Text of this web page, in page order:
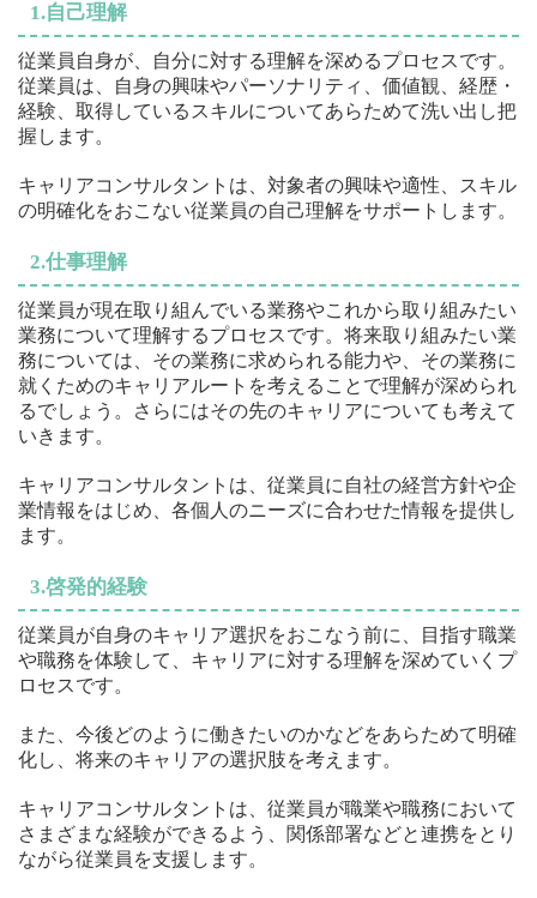
1.自己理解
従業員自身が、自分に対する理解を深めるプロセスです。
従業員は、自身の興味やパーソナリティ、価値観、経歴・
経験、取得しているスキルについてあらためて洗い出し把
握します。
キャリアコンサルタントは、対象者の興味や適性、スキル
の明確化をおこない従業員の自己理解をサポートします。
2.仕事理解
従業員が現在取り組んでいる業務やこれから取り組みたい
業務について理解するプロセスです。将来取り組みたい業
務については、その業務に求められる能力や、その業務に
就くためのキャリアルートを考えることで理解が深められ
るでしょう。さらにはその先のキャリアについても考えて
いきます。
キャリアコンサルタントは、従業員に自社の経営方針や企
業情報をはじめ、各個人のニーズに合わせた情報を提供し
ます。
3.啓発的経験
従業員が自身のキャリア選択をおこなう前に、目指す職業
や職務を体験して、キャリアに対する理解を深めていくプ
ロセスです。
また、今後どのように働きたいのかなどをあらためて明確
化し、将来のキャリアの選択肢を考えます。
キャリアコンサルタントは、従業員が職業や職務において
さまざまな経験ができるよう、関係部署などと連携をとり
ながら従業員を支援します。